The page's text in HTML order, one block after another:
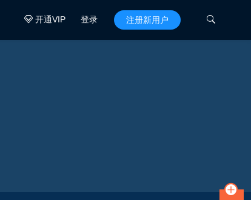
开通VIP 登录 注册新用户 